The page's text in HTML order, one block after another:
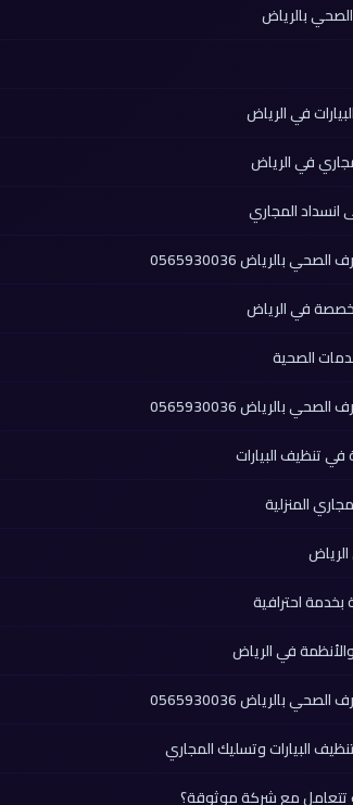
بالرياض
في الرياض
في الرياض
انسداد المجاري
بالرياض 0565930036
في الرياض
الصحية
بالرياض 0565930036
في تنظيف البيارات
المنزلية
بخدمة احترافية
والأنظمة في الرياض
بالرياض 0565930036
البيارات وتسليك المجاري
مع شركة موثوقة؟